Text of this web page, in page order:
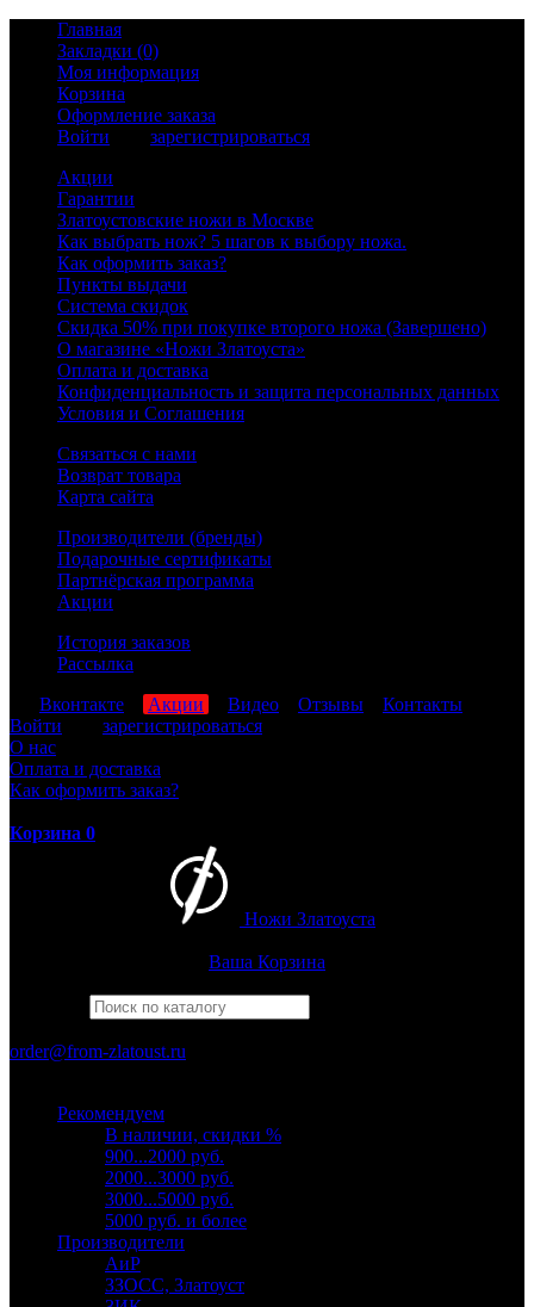
Главная
Закладки (0)
Моя информация
Корзина
Оформление заказа
Войти
зарегистрироваться
Акции
Гарантии
Златоустовские ножи в Москве
Как выбрать нож? 5 шагов к выбору ножа.
Как оформить заказ?
Пункты выдачи
Система скидок
Скидка 50% при покупке второго ножа (Завершено)
О магазине «Ножи Златоуста»
Оплата и доставка
Конфиденциальность и защита персональных данных
Условия и Соглашения
Связаться с нами
Возврат товара
Карта сайта
Производители (бренды)
Подарочные сертификаты
Партнёрская программа
Акции
История заказов
Рассылка
Вконтакте Акции Видео Отзывы
Контакты
Войти
зарегистрироваться
О нас
Оплата и доставка
Как оформить заказ?
Корзина 0
Ножи Златоуста
Ваша Корзина
order@from-zlatoust.ru
Рекомендуем
В наличии, скидки %
900...2000 руб.
2000...3000 руб.
3000...5000 руб.
5000 руб. и более
Производители
АиР
ЗЗОСС, Златоуст